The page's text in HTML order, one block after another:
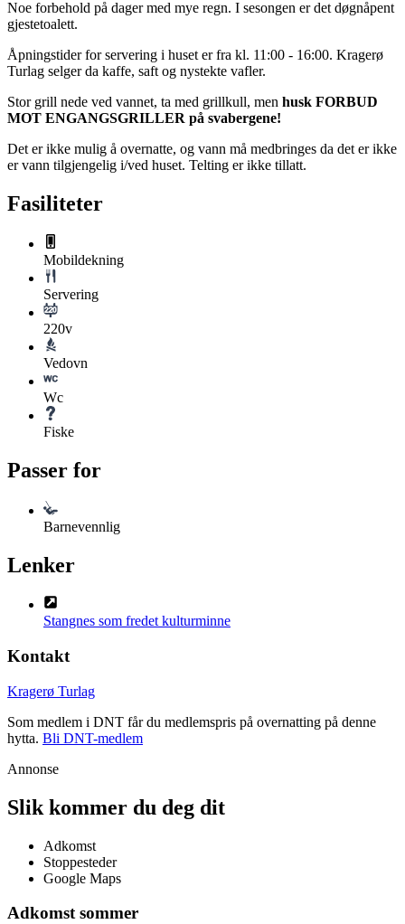
Noe forbehold på dager med mye regn. I sesongen er det døgnåpent
gjestetoalett.
Åpningstider for servering i huset er fra kl. 11:00 - 16:00. Kragerø
Turlag selger da kaffe, saft og nystekte vafler.
Stor grill nede ved vannet, ta med grillkull, men husk FORBUD
MOT ENGANGSGRILLER på svabergene!
Det er ikke mulig å overnatte, og vann må medbringes da det er ikke
er vann tilgjengelig i/ved huset. Telting er ikke tillatt.
Fasiliteter
Mobildekning
Servering
220v
Vedovn
Wc
Fiske
Passer for
Barnevennlig
Lenker
Stangnes som fredet kulturminne
Kontakt
Kragerø Turlag
Som medlem i DNT får du medlemspris på overnatting på denne
hytta. Bli DNT-medlem
Annonse
Slik kommer du deg dit
Adkomst
Stoppesteder
Google Maps
Adkomst sommer